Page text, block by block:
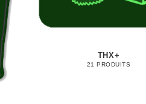
THX+
21 PRODUITS